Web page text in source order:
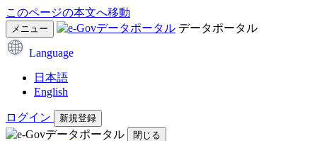
このページの本文へ移動
メニュー データポータル
Language
日本語
English
ログイン
新規登録
閉じる